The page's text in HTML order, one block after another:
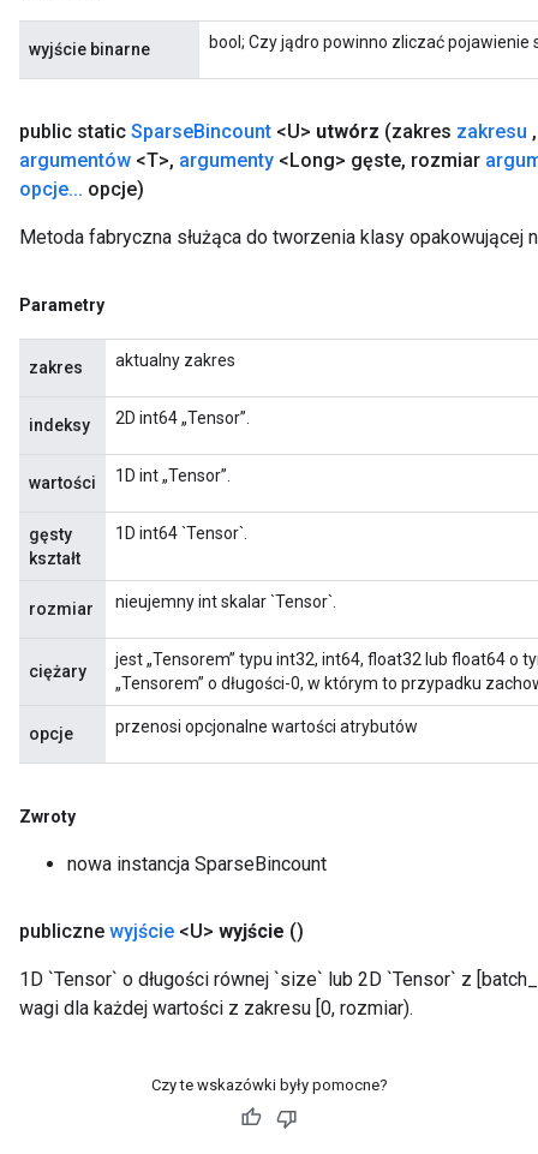
wyjście binarne bool; Czy jądro powinno zliczać pojawienie
public static SparseBincount <U> utwórz (zakres zakresu ,
argumentów <T>, argumenty <Long> gęste, rozmiar
opcje... opcje)
Metoda fabryczna służąca do tworzenia klasy opakowującej
Parametry
zakres aktualny zakres
indeksy 2D int64 „Tensor”.
wartości 1D int „Tensor”.
gęsty
kształt
1D int64 `Tensor`.
rozmiar nieujemny int skalar `Tensor`.
ciężary
jest „Tensorem” typu int32, int64, float32 lub float64 o
„Tensorem” o długości-0, w którym to przypadku
opcje przenosi opcjonalne wartości atrybutów
Zwroty
nowa instancja SparseBincount
publiczne wyjście <U> wyjście ()
1D `Tensor` o długości równej `size` lub 2D `Tensor` z
wagi dla każdej wartości z zakresu [0, rozmiar).
Czy te wskazówki były pomocne?